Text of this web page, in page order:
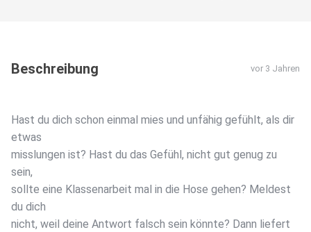
Beschreibung vor 3 Jahren
Hast du dich schon einmal mies und unfähig gefühlt, als dir
etwas
misslungen ist? Hast du das Gefühl, nicht gut genug zu
sein,
sollte eine Klassenarbeit mal in die Hose gehen? Meldest
du dich
nicht, weil deine Antwort falsch sein könnte? Dann liefert